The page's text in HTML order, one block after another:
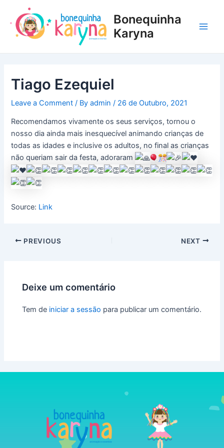
content
Bonequinha
Karyna
Tiago Ezequiel
Leave a Comment / Byadmin / 26 de Outubro, 2021
Recomendamos vivamente os seus serviços, tornou o
nosso dia ainda mais inesquecível animando crianças de
todas as idades e inclusive os adultos, no final as crianças
não queriam sair da festa, adoraram
Source: Link
navigation
PREVIOUS NEXT
Deixe um comentário
Tem de iniciar a sessão para publicar um comentário.